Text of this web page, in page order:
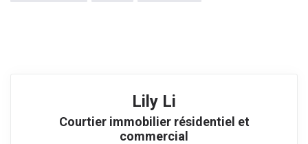
Lily Li
Courtier immobilier résidentiel et
commercial